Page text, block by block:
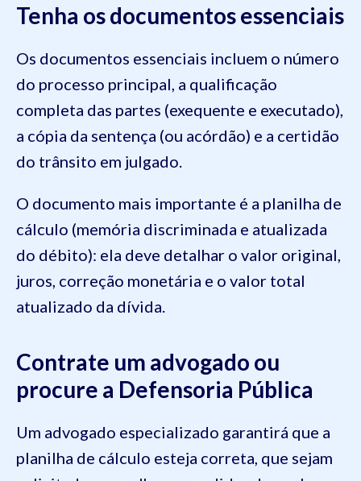
Tenha os documentos essenciais
Os documentos essenciais incluem o número
do processo principal, a qualificação
completa das partes (exequente e executado),
a cópia da sentença (ou acórdão) e a certidão
do trânsito em julgado.
O documento mais importante é a planilha de
cálculo (memória discriminada e atualizada
do débito): ela deve detalhar o valor original,
juros, correção monetária e o valor total
atualizado da dívida.
Contrate um advogado ou
procure a Defensoria Pública
Um advogado especializado garantirá que a
planilha de cálculo esteja correta, que sejam